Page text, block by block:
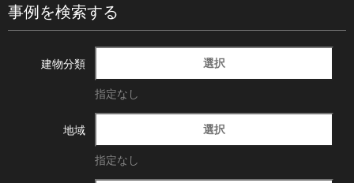
事例を検索する
建物分類 選択
指定なし
地域 選択
指定なし